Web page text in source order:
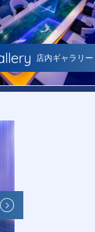
店内ギャラリー